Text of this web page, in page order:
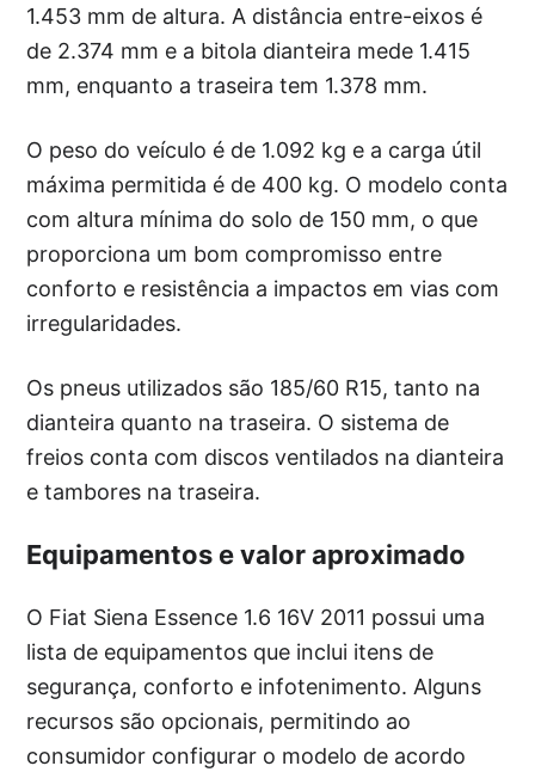
1.453 mm de altura. A distância entre-eixos é
de 2.374 mm e a bitola dianteira mede 1.415
mm, enquanto a traseira tem 1.378 mm.
O peso do veículo é de 1.092 kg e a carga útil
máxima permitida é de 400 kg. O modelo conta
com altura mínima do solo de 150 mm, o que
proporciona um bom compromisso entre
conforto e resistência a impactos em vias com
irregularidades.
Os pneus utilizados são 185/60 R15, tanto na
dianteira quanto na traseira. O sistema de
freios conta com discos ventilados na dianteira
e tambores na traseira.
Equipamentos e valor aproximado
O Fiat Siena Essence 1.6 16V 2011 possui uma
lista de equipamentos que inclui itens de
segurança, conforto e infotenimento. Alguns
recursos são opcionais, permitindo ao
consumidor configurar o modelo de acordo